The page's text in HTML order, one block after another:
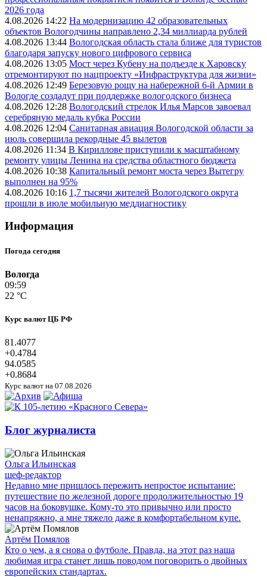
2026 года
4.08.2026 14:22 На модернизацию 42 образовательных
объектов Вологодчины направлено 2,34 миллиарда рублей
4.08.2026 13:44 Вологодская область стала ближе для туристов
благодаря запуску нового цифрового сервиса
4.08.2026 13:05 Мост через Кубену на подъезде к Харовску
отремонтируют по нацпроекту «Инфраструктура для жизни»
4.08.2026 12:49 Березовую рощу на набережной 6-й Армии в
Вологде создадут при поддержке вологодского бизнеса
4.08.2026 12:28 Вологодский стрелок Илья Марсов завоевал
серебряную медаль кубка России
4.08.2026 12:04 Санитарная авиация Вологодской области за
июль совершила рекордные 45 вылетов
4.08.2026 11:34 В Кириллове приступили к масштабному
ремонту улицы Ленина на средства областного бюджета
4.08.2026 10:38 Капитальный ремонт моста через Вытегру
выполнен на 95%
4.08.2026 10:16 1,7 тысячи жителей Вологодского округа
прошли в июле мобильную меддиагностику
Информация
Погода сегодня
Вологда
09:59
22 °C
Курс валют ЦБ РФ
81.4077
+0.4784
94.0585
+0.8684
Курс валют на 07.08.2026
Блог журналиста
Ольга Ильинская
шеф-редактор
Недавно мне пришлось пережить непростое испытание:
путешествие по железной дороге продолжительностью 19
часов на боковушке. Кому-то это привычно или просто
ненапряжно, а мне тяжело даже в комфортабельном купе.
Артём Помялов
Кто о чем, а я снова о футболе. Правда, на этот раз наша
любимая игра станет лишь поводом поговорить о двойных
европейских стандартах.